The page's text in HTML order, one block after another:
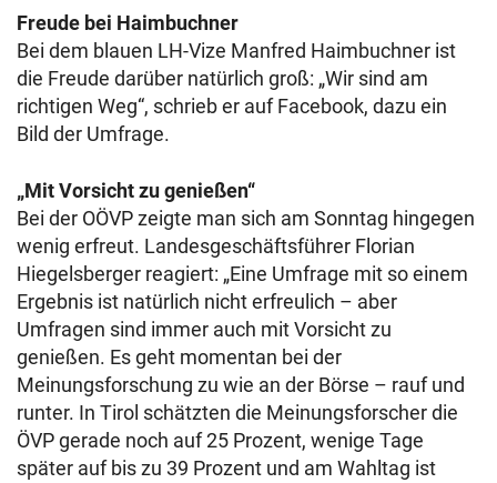
Freude bei Haimbuchner
Bei dem blauen LH-Vize Manfred Haimbuchner ist
die Freude darüber natürlich groß: „Wir sind am
richtigen Weg“, schrieb er auf Facebook, dazu ein
Bild der Umfrage.
„Mit Vorsicht zu genießen“
Bei der OÖVP zeigte man sich am Sonntag hingegen
wenig erfreut. Landesgeschäftsführer Florian
Hiegelsberger reagiert: „Eine Umfrage mit so einem
Ergebnis ist natürlich nicht erfreulich – aber
Umfragen sind immer auch mit Vorsicht zu
genießen. Es geht momentan bei der
Meinungsforschung zu wie an der Börse – rauf und
runter. In Tirol schätzten die Meinungsforscher die
ÖVP gerade noch auf 25 Prozent, wenige Tage
später auf bis zu 39 Prozent und am Wahltag ist